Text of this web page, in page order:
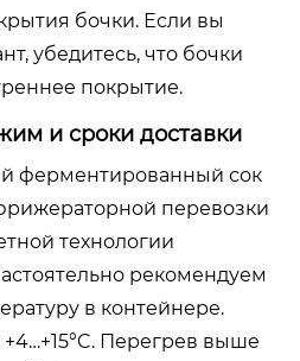
бочки. Если вы
убедитесь, что бочки
покрытие.
и сроки доставки
ферментированный сок
перевозки
технологии
рекомендуем
в контейнере.
Перегрев выше